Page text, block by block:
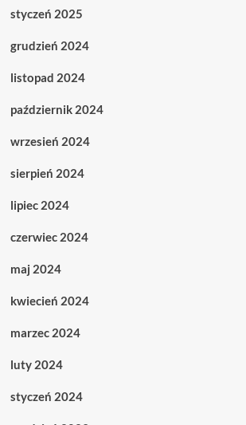
styczeń 2025
grudzień 2024
listopad 2024
październik 2024
wrzesień 2024
sierpień 2024
lipiec 2024
czerwiec 2024
maj 2024
kwiecień 2024
marzec 2024
luty 2024
styczeń 2024